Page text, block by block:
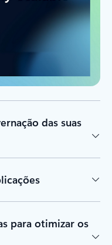
das suas
para otimizar os